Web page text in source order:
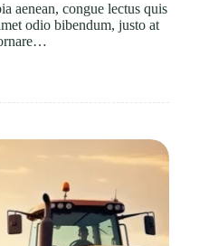
aenean, congue lectus quis
odio bibendum, justo at